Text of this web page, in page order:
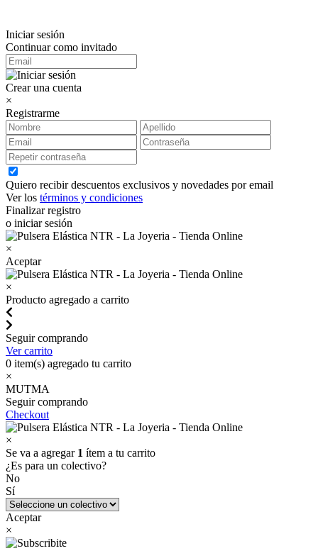
Iniciar sesión
Continuar como invitado
Crear una cuenta
×
Registrarme
Quiero recibir descuentos exclusivos y novedades por email
Ver los términos y condiciones
Finalizar registro
o iniciar sesión
×
Aceptar
×
Producto agregado a carrito
Seguir comprando
Ver carrito
0 item(s) agregado tu carrito
×
MUTMA
Seguir comprando
Checkout
×
Se va a agregar 1 ítem a tu carrito
¿Es para un colectivo?
No
Sí
Aceptar
×